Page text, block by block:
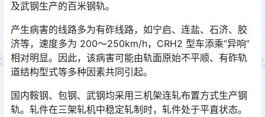
及武钢生产的百米钢轨。
产生病害的线路多为有砟线路，如宁启、连盐、石济、胶
济等，速度多为 200～250km/h，CRH2 型车添乘“异响”
相对明显。因此，该病害可能由轨面原始不平顺、有砟轨
道结构型式等多种因素共同引起。󠅅󠅃󠄵󠅂󠄪󠇖󠆨󠆨󠇕󠆞󠆒󠅬󠇘󠆭󠆘󠇙󠆝󠅵󠇗󠆭󠆁󠄐󠇗󠅹󠅸󠇖󠆍󠅳󠇖󠅹󠅰󠇖󠆌󠅹
国内鞍钢、包钢、武钢均采用三机架连轧布置方式生产钢
轨。轧件在三架轧机中稳定轧制时，轧件处于平直状态。